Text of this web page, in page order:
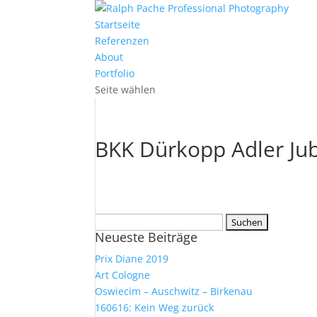
Startseite
Referenzen
About
Portfolio
Seite wählen
BKK Dürkopp Adler
nach:
Neueste Beiträge
Prix Diane 2019
Art Cologne
Oswiecim – Auschwitz – Birkenau
160616: Kein Weg zurück